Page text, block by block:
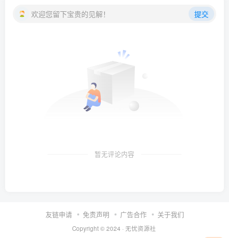
欢迎您留下宝贵的见解！ 提交
暂无评论内容
友链申请 免责声明 广告合作 关于我们
Copyright © 2024 · 无忧资源社